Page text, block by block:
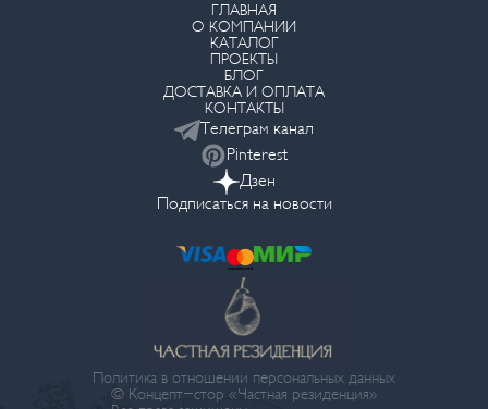
ГЛАВНАЯ
О КОМПАНИИ
КАТАЛОГ
ПРОЕКТЫ
БЛОГ
ДОСТАВКА И ОПЛАТА
КОНТАКТЫ
Телеграм канал
Pinterest
Дзен
Подписаться на новости
Политика в отношении персональных данных
© Концепт-стор «Частная резиденция»